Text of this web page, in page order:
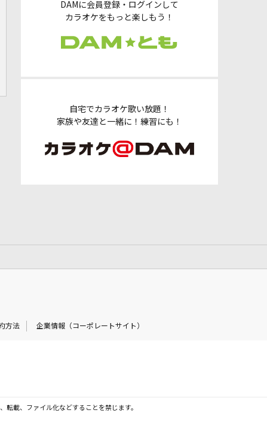
DAMに会員登録・ログインして
カラオケをもっと楽しもう！
自宅でカラオケ歌い放題！
家族や友達と一緒に！練習にも！
方法 企業情報（コーポレートサイト）
転載、ファイル化などすることを禁じます。